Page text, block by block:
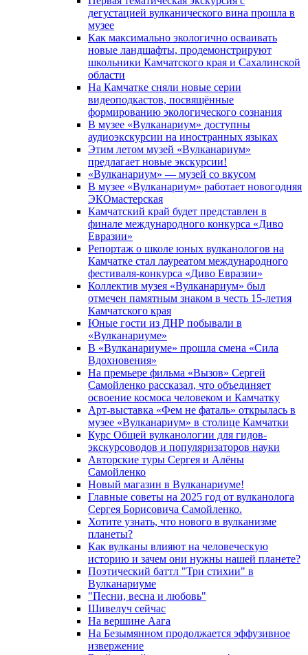
дегустацией вулканического вина прошла в
музее
Как максимально экологично осваивать
новые ландшафты, продемонстрируют
школьники Камчатского края и Сахалинской
области
На Камчатке сняли новые серии
видеоподкастов, посвящённые
формированию экологического сознания
В музее «Вулканариум» доступны
аудиоэкскурсии на иностранных языках
Этим летом музей «Вулканариум»
предлагает новые экскурсии!
«Вулканариум» — музей со вкусом
В музее «Вулканариум» работает новогодняя
ЭКОмастерская
Камчатский край будет представлен в
финале международного конкурса «Диво
Евразии»
Репортаж о школе юных вулканологов на
Камчатке стал лауреатом международного
фестиваля-конкурса «Диво Евразии»
Коллектив музея «Вулканариум» был
отмечен памятным знаком в честь 15-летия
Камчатского края
Юные гости из ДНР побывали в
«Вулканариумe»
В «Вулканариуме» прошла смена «Сила
Вдохновения»
На премьере фильма «Вызов» Сергей
Самойленко рассказал, что объединяет
освоение космоса человеком и Камчатку
Арт-выставка «Фем не фаталь» открылась в
музее «Вулканариум» в столице Камчатки
Курс Общей вулканологии для гидов-
экскурсоводов и популяризаторов науки
Авторские туры Сергея и Алёны
Самойленко
Новый магазин в Вулканариуме!
Главные советы на 2025 год от вулканолога
Сергея Борисовича Самойленко.
Хотите узнать, что нового в вулканизме
планеты?
Как вулканы влияют на человеческую
историю и зачем они нужны нашей планете?
Поэтический баттл "Три стихии" в
Вулканариуме
"Песни, весна и любовь"
Шивелуч сейчас
На вершине Аага
На Безымянном продолжается эффузивное
извержение